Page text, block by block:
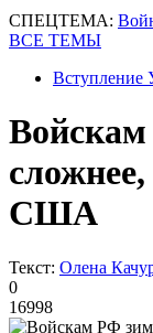
СПЕЦТЕМА:
ВСЕ ТЕМЫ
Вступление
США
Текст: Олена
0
16998